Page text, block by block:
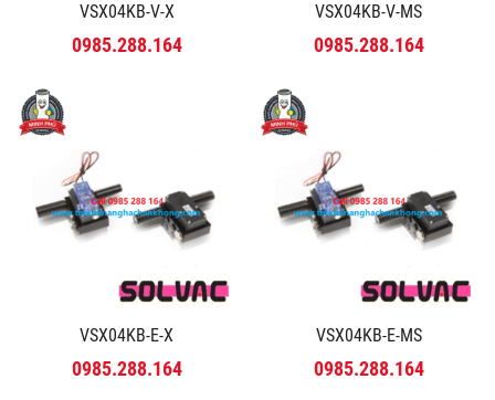
VSX04KB-V-X
0985.288.164
VSX04KB-V-MS
0985.288.164
VSX04KB-E-X
0985.288.164
VSX04KB-E-MS
0985.288.164